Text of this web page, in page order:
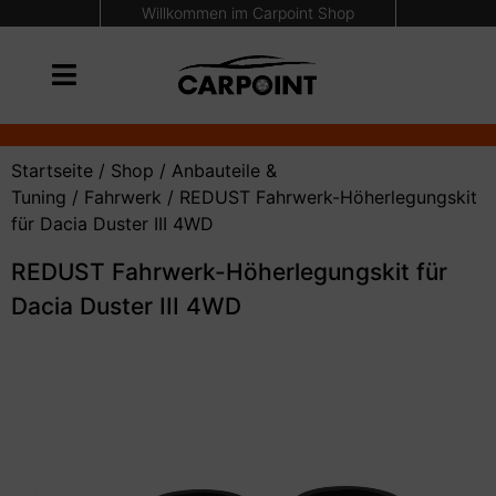
Willkommen im Carpoint Shop
Startseite / Shop / Anbauteile &
Tuning / Fahrwerk / REDUST Fahrwerk-Höherlegungskit
für Dacia Duster III 4WD
REDUST Fahrwerk-Höherlegungskit für
Dacia Duster III 4WD